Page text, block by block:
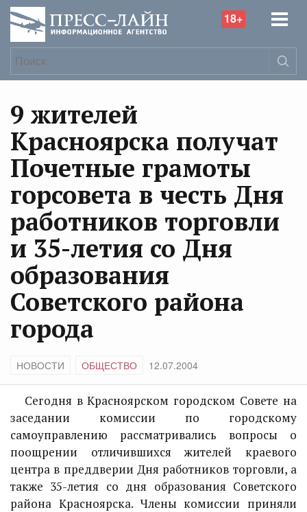
18+
9 жителей
Красноярска получат
Почетные грамоты
горсовета в честь Дня
работников торговли
и 35-летия со Дня
образования
Советского района
города
НОВОСТИ ОБЩЕСТВО 12.07.2004
Сегодня в Красноярском городском Совете на
заседании комиссии по городскому
самоуправлению рассматривались вопросы о
поощрении отличившихся жителей краевого
центра в преддверии Дня работников торговли, а
также 35-летия со дня образования Советского
района Красноярска. Члены комиссии приняли